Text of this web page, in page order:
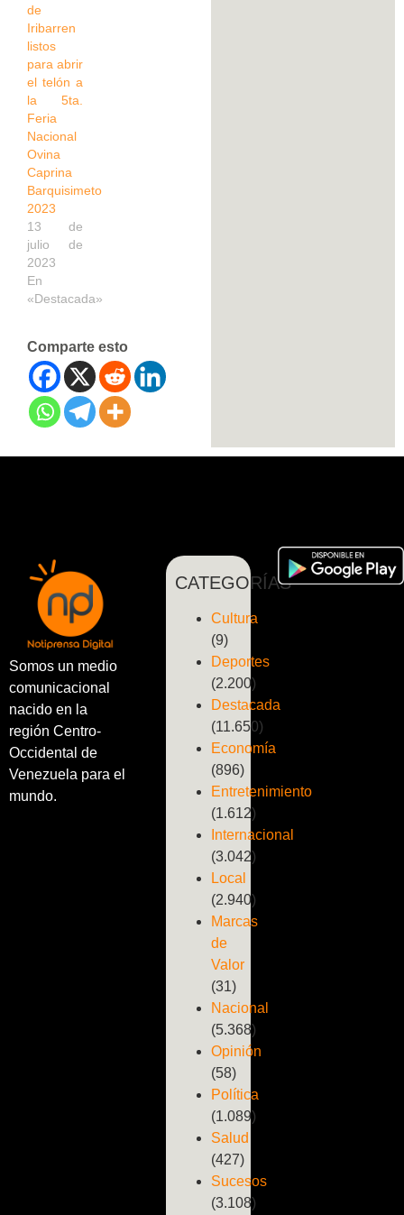
de
Iribarren
listos
para abrir
el telón a
la 5ta.
Feria
Nacional
Ovina
Caprina
Barquisimeto
2023
13 de
julio de
2023
En
«Destacada»
Comparte esto
Somos un medio
comunicacional
nacido en la
región Centro-
Occidental de
Venezuela para el
mundo.
CATEGORÍAS
Cultura
(9)
Deportes
(2.200)
Destacada
(11.650)
Economía
(896)
Entretenimiento
(1.612)
Internacional
(3.042)
Local
(2.940)
Marcas
de
Valor
(31)
Nacional
(5.368)
Opinión
(58)
Política
(1.089)
Salud
(427)
Sucesos
(3.108)